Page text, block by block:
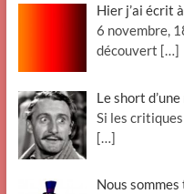
Hier j’ai écrit
6 novembre,
découvert […]
Le short
Si les
[…]
Nous